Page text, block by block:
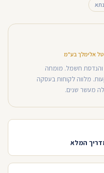
אלימלך בע"מ
והנדסת חשמל. מומחה
מלווה לקוחות בעסקה
מעשר שנים.
המלא